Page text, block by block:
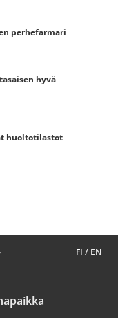
perhefarmari
hyvä
huoltotilastot
FI / EN